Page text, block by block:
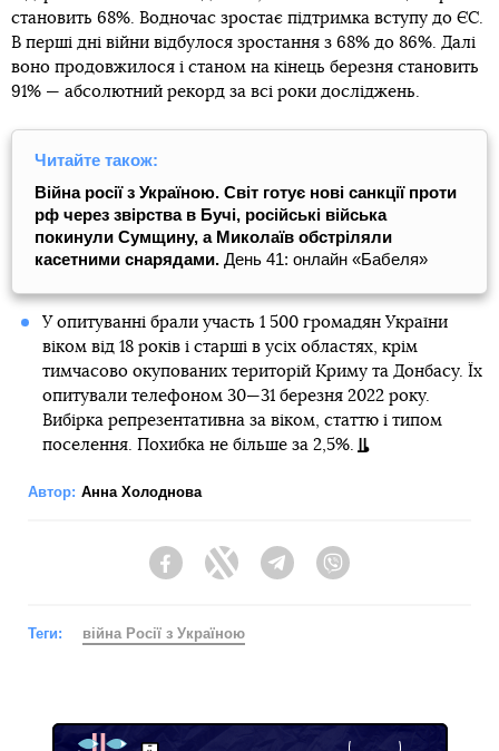
становить 68%. Водночас зростає підтримка вступу до ЄС.
В перші дні війни відбулося зростання з 68% до 86%. Далі
воно продовжилося і станом на кінець березня становить
91% — абсолютний рекорд за всі роки досліджень.
Читайте також:
Війна росії з Україною. Світ готує нові санкції проти
рф через звірства в Бучі, російські війська
покинули Сумщину, а Миколаїв обстріляли
касетними снарядами. День 41: онлайн «Бабеля»
У опитуванні брали участь 1 500 громадян України
віком від 18 років і старші в усіх областях, крім
тимчасово окупованих територій Криму та Донбасу. Їх
опитували телефоном 30—31 березня 2022 року.
Вибірка репрезентативна за віком, статтю і типом
поселення. Похибка не більше за 2,5%.
Автор: Анна Холоднова
FacebookTwitter Telegram
Теги: війна Росії з Україною